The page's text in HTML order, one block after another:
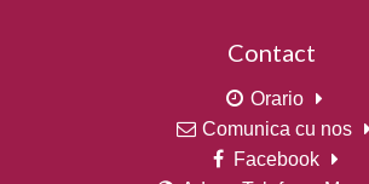
Contact
Orario
Comunica cu nos
Facebook